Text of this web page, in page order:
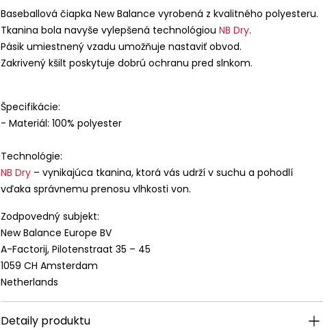
Baseballová čiapka New Balance vyrobená z kvalitného polyesteru.
Tkanina bola navyše vylepšená technológiou NB Dry.
Pásik umiestnený vzadu umožňuje nastaviť obvod.
Zakrivený kšilt poskytuje dobrú ochranu pred slnkom.
Špecifikácie:
- Materiál: 100% polyester
Technológie:
NB Dry– vynikajúca tkanina, ktorá vás udrží v suchu a pohodlí
vďaka správnemu prenosu vlhkosti von.
Zodpovedný subjekt:
New Balance Europe BV
A-Factorij, Pilotenstraat 35 – 45
1059 CH Amsterdam
Netherlands
Detaily produktu